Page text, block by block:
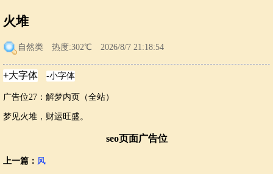
火堆
自然类 热度:302℃ 2026/8/7 21:18:54
广告位27：解梦内页（全站）
梦见火堆，财运旺盛。
seo页面广告位
上一篇： 风